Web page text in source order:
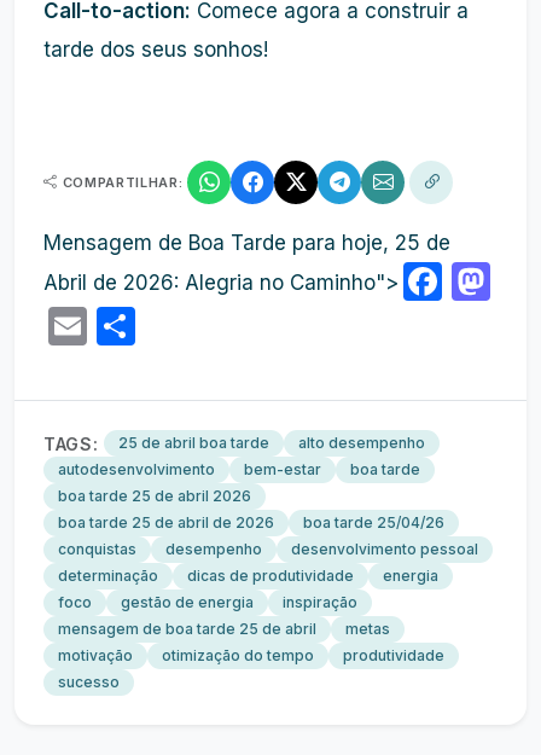
Call-to-action: Comece agora a construir a
tarde dos seus sonhos!
COMPARTILHAR:
Mensagem de Boa Tarde para hoje, 25 de
Abril de 2026: Alegria no Caminho">
Email
TAGS: 25 de abril boa tarde
alto desempenho
autodesenvolvimento
bem-estar
boa tarde
boa tarde 25 de abril 2026
boa tarde 25 de abril de 2026
boa tarde 25/04/26
conquistas
desempenho
desenvolvimento pessoal
determinação
dicas de produtividade
energia
foco
gestão de energia
inspiração
mensagem de boa tarde 25 de abril
metas
motivação
otimização do tempo
produtividade
sucesso